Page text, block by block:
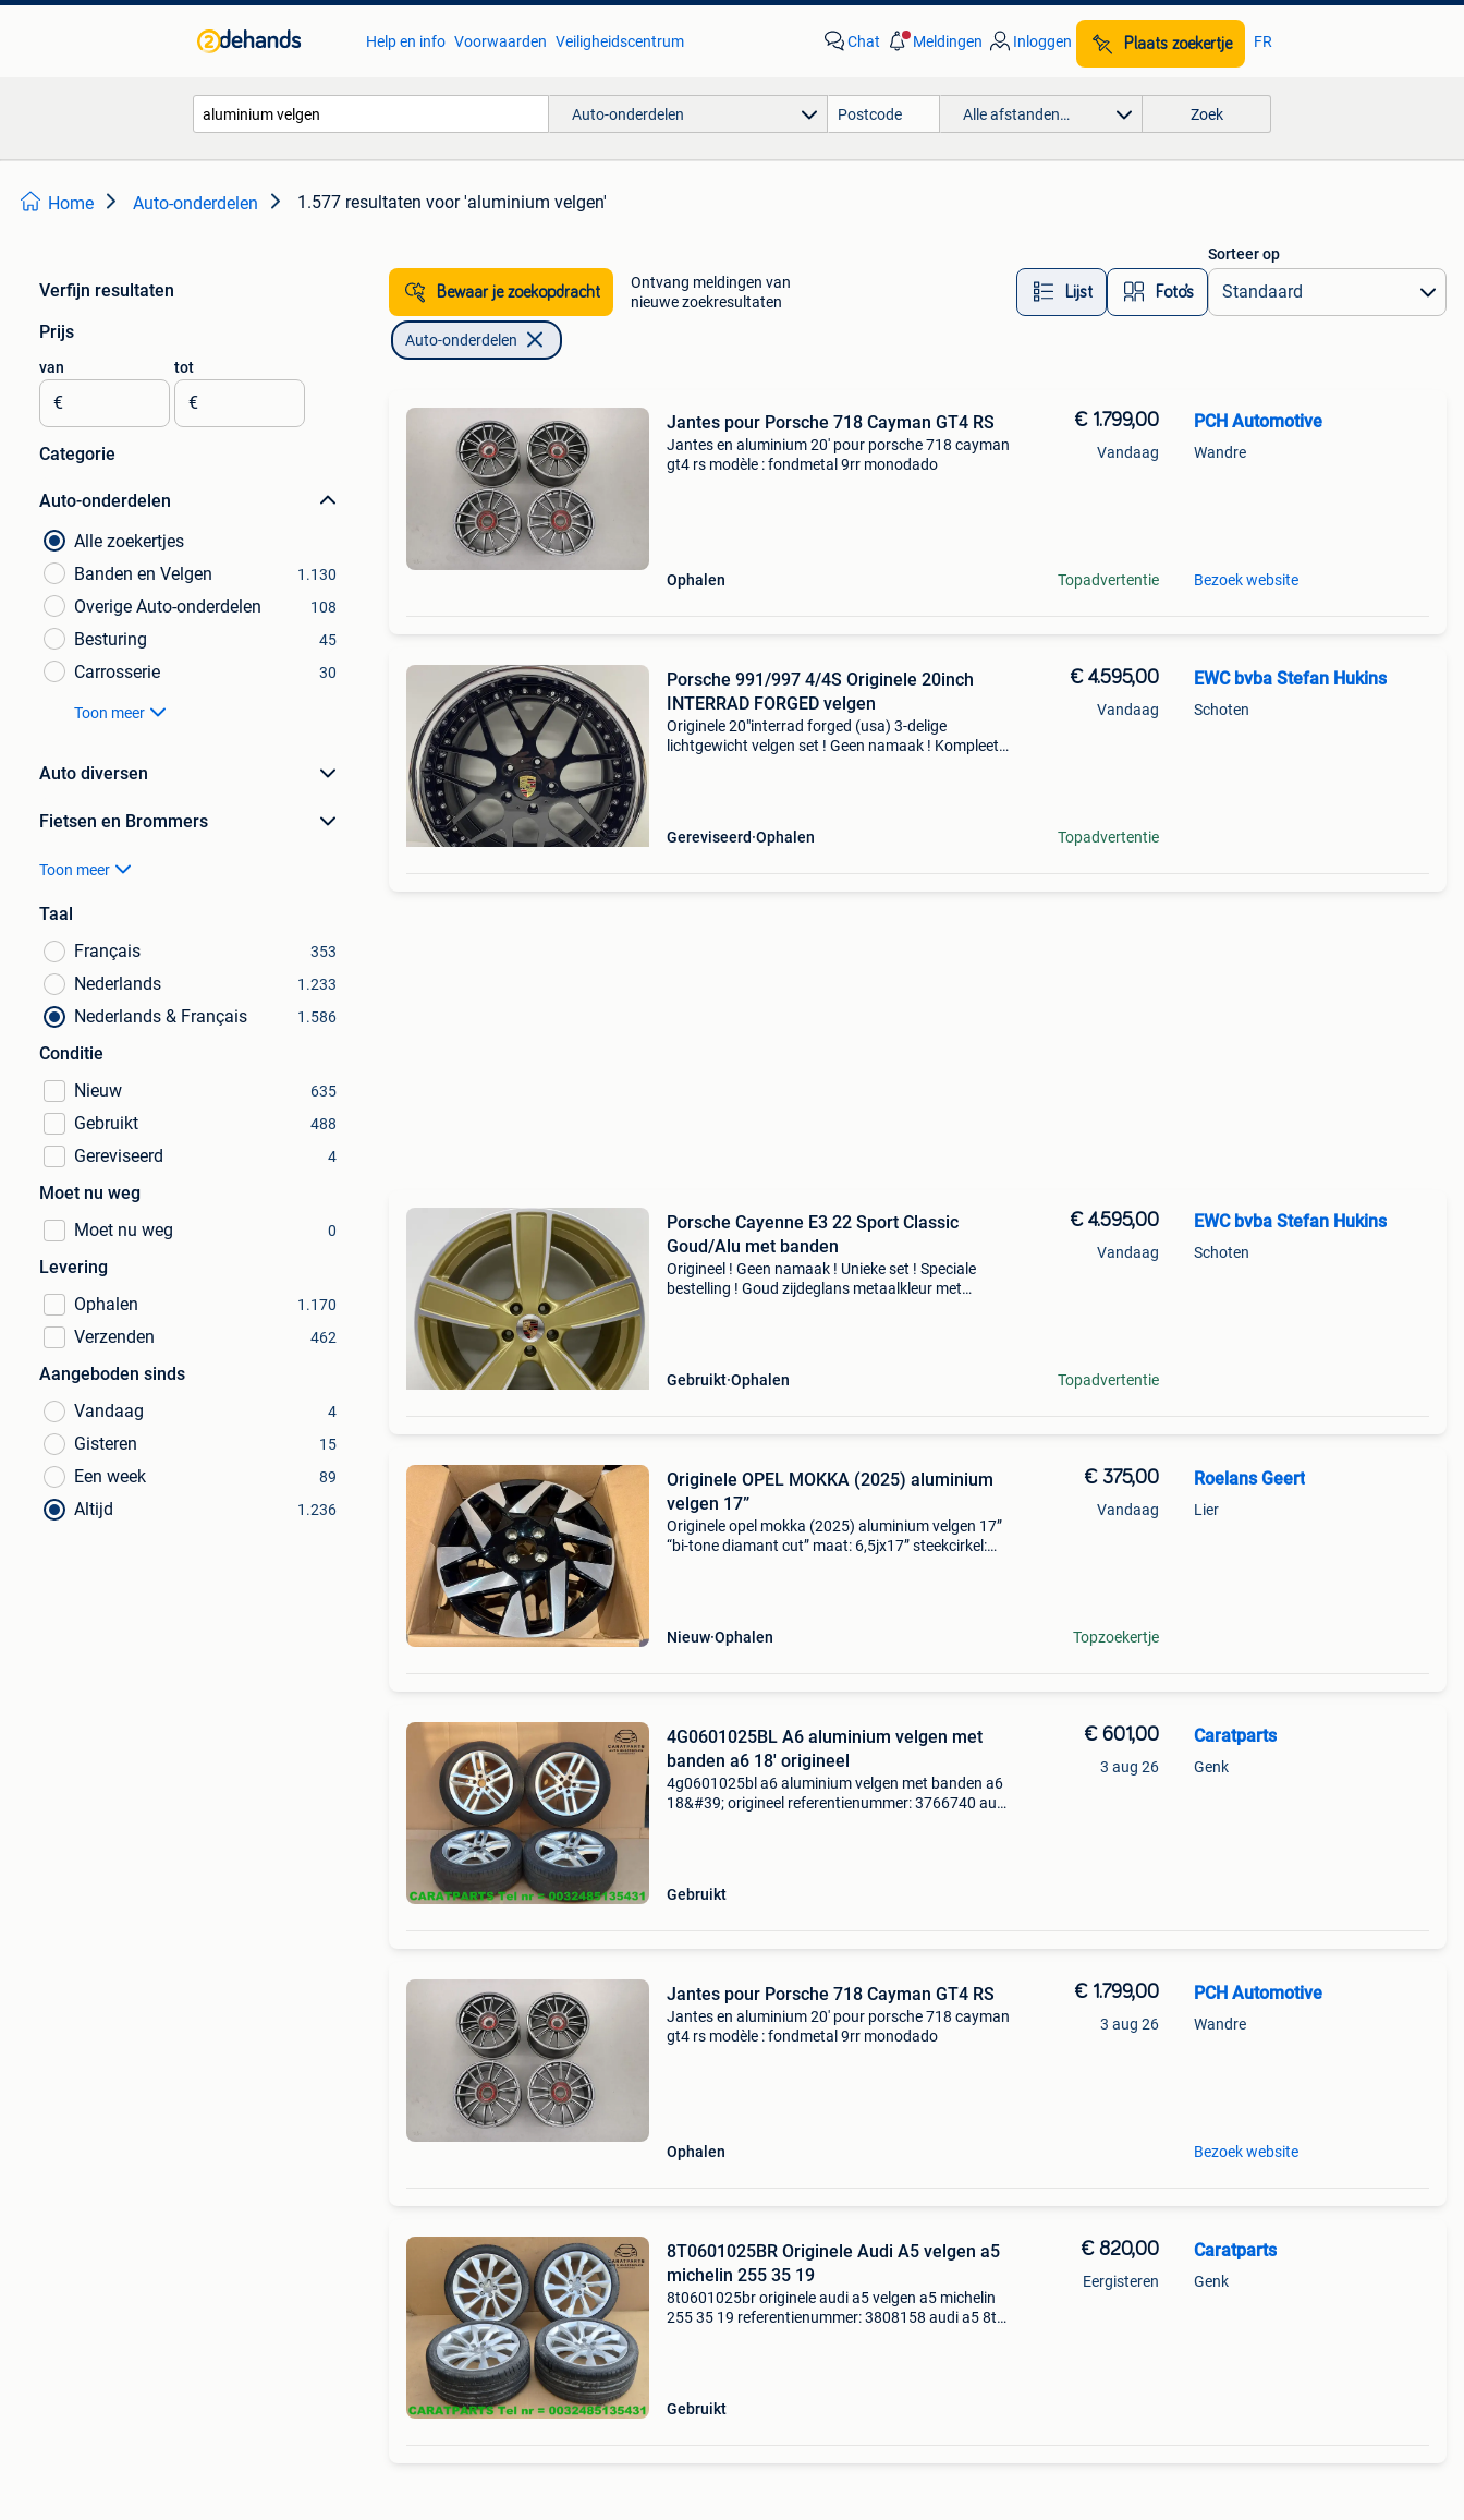
Help en info Voorwaarden Veiligheidscentrum Chat Meldingen Inloggen Plaats zoekertje FR
Auto-onderdelen Alle afstanden… Zoek
Home Auto-onderdelen 1.577 resultaten voor 'aluminium velgen'
Verfijn resultaten
Prijs
van
€
tot
€
Categorie
Auto-onderdelen
Alle zoekertjes
Banden en Velgen
1.130
Overige Auto-onderdelen 108
Besturing 45
Carrosserie 30
Toon meer
Auto diversen
Fietsen en Brommers
Toon meer
Taal
Français
353
Nederlands 1.233
Nederlands & Français 1.586
Conditie
Nieuw
635
Gebruikt 488
Gereviseerd 4
Moet nu weg
Moet nu weg
0
Levering
Ophalen
1.170
Verzenden 462
Aangeboden sinds
Vandaag
4
Gisteren 15
Een week 89
Altijd 1.236
Bewaar je zoekopdracht
Ontvang meldingen van
nieuwe zoekresultaten
Lijst Foto’s
Sorteer op
Auto-onderdelen
Jantes pour Porsche 718 Cayman GT4 RS
Jantes en aluminium 20' pour porsche 718 cayman
gt4 rs modèle : fondmetal 9rr monodado
Ophalen
€ 1.799,00
Vandaag
Topadvertentie
PCH Automotive
Wandre
Bezoek website
Porsche 991/997 4/4S Originele 20inch
INTERRAD FORGED velgen
Originele 20"interrad forged (usa) 3-delige
lichtgewicht velgen set ! Geen namaak ! Kompleet
Gereviseerd Ophalen
€ 4.595,00
Vandaag
Topadvertentie
EWC bvba Stefan Hukins
Schoten
Porsche Cayenne E3 22 Sport Classic
Goud/Alu met banden
Origineel ! Geen namaak ! Unieke set ! Speciale
bestelling ! Goud zijdeglans metaalkleur met
Gebruikt Ophalen
€ 4.595,00
Vandaag
Topadvertentie
EWC bvba Stefan Hukins
Schoten
Originele OPEL MOKKA (2025) aluminium
velgen 17”
Originele opel mokka (2025) aluminium velgen 17”
“bi-tone diamant cut” maat: 6,5jx17” steekcirkel:
Nieuw Ophalen
€ 375,00
Vandaag
Topzoekertje
Roelans Geert
Lier
4G0601025BL A6 aluminium velgen met
banden a6 18' origineel
4g0601025bl a6 aluminium velgen met banden a6
18&#39; origineel referentienummer: 3766740 audi
Gebruikt
€ 601,00
3 aug 26
Caratparts
Genk
Jantes pour Porsche 718 Cayman GT4 RS
Jantes en aluminium 20' pour porsche 718 cayman
gt4 rs modèle : fondmetal 9rr monodado
Ophalen
€ 1.799,00
3 aug 26
PCH Automotive
Wandre
Bezoek website
8T0601025BR Originele Audi A5 velgen a5
michelin 255 35 19
8t0601025br originele audi a5 velgen a5 michelin
255 35 19 referentienummer: 3808158 audi a5 8t
Gebruikt
€ 820,00
Eergisteren
Caratparts
Genk